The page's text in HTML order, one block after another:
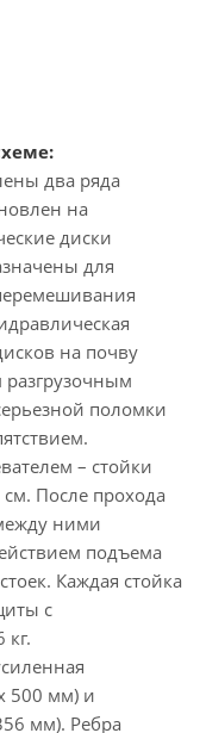
два ряда
на
диски
для
на почву
поломки
– стойки
После прохода
ними
подъема
Каждая стойка
с
кг.
500 мм) и
мм). Ребра